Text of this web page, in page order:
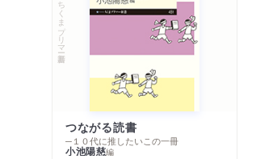
ちくまプリマー新書
つながる読書
─１０代に推したいこの一冊
小池陽慈編